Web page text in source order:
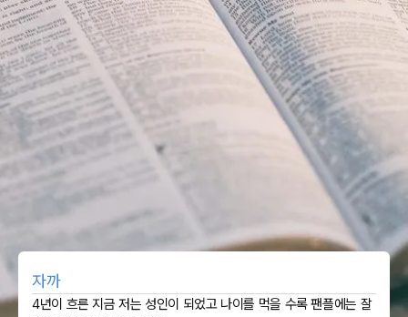
자까
4년이 흐른 지금 저는 성인이 되었고 나이를 먹을 수록 팬플에는 잘